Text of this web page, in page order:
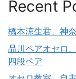
Recent
橋本涼生君、神
品川ペアオセロ
四段ペア